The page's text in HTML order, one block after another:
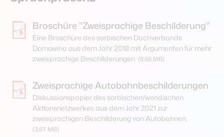
Broschüre "Zweisprachige Beschilderung"
Eine Broschüre des sorbischen Dachverbands
Domowina aus dem Jahr 2018 mit Argumenten für mehr
zweisprachige Beschilderungen. (8,68 MB)
Zweisprachige Autobahnbeschilderungen
Diskussionspapier des sorbischen/wendischen
Aktionsnetzwerkes aus dem Jahr 2021 zur
zweisprachigen Beschilderung von Autobahnen.
(3,67 MB)